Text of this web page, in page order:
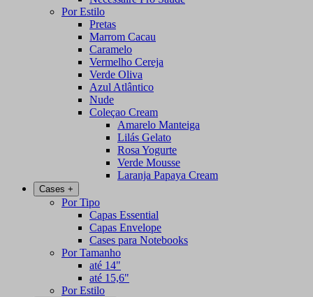
Por Estilo
Pretas
Marrom Cacau
Caramelo
Vermelho Cereja
Verde Oliva
Azul Atlântico
Nude
Coleçao Cream
Amarelo Manteiga
Lilás Gelato
Rosa Yogurte
Verde Mousse
Laranja Papaya Cream
Cases +
Por Tipo
Capas Essential
Capas Envelope
Cases para Notebooks
Por Tamanho
até 14"
até 15,6"
Por Estilo